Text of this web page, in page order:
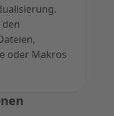
den
oder Makros